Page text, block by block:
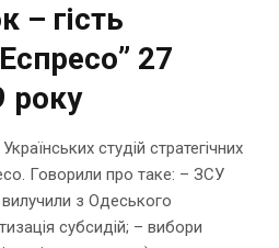
– гість
27
року
студій стратегічних
Говорили про таке: – ЗСУ
з Одеського
субсидій; – вибори